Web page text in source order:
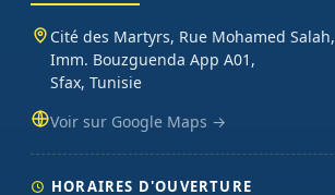
Cité des Martyrs, Rue Mohamed Salah,
Imm. Bouzguenda App A01,
Sfax, Tunisie
Voir sur Google Maps →
HORAIRES D'OUVERTURE